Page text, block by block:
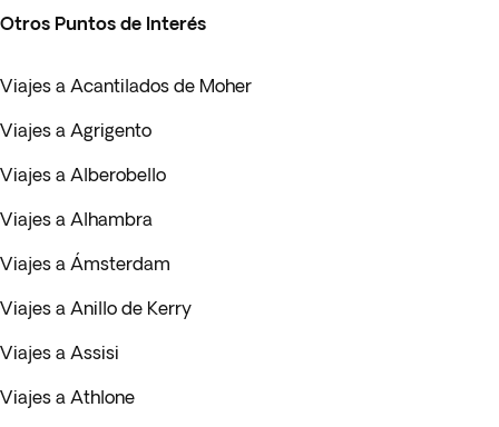
Otros Puntos de Interés
Viajes a Acantilados de Moher
Viajes a Agrigento
Viajes a Alberobello
Viajes a Alhambra
Viajes a Ámsterdam
Viajes a Anillo de Kerry
Viajes a Assisi
Viajes a Athlone